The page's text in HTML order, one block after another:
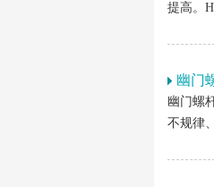
提高。
幽门
幽门螺
不规律